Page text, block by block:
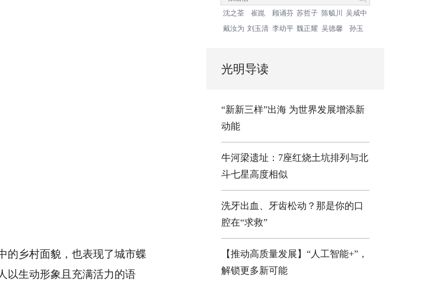
乡村面貌，也表现了城市蝶
以生动形象且充满活力的语
沈之荃 崔崑 顾诵芬 苏哲子 陈毓川
吴咸中
戴汝为 刘玉清 李幼平 魏正耀 吴德馨 孙玉
光明导读
“新新三样”出海 为世界发展增添新
动能
牛河梁遗址：7座红烧土坑排列与北
斗七星高度相似
洗牙出血、牙齿松动？那是你的口
腔在“求救”
【推动高质量发展】“人工智能+”，
解锁更多新可能